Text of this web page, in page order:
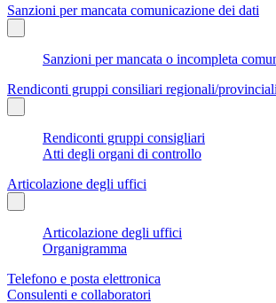
Sanzioni per mancata comunicazione dei dati
Sanzioni per mancata o incompleta
Rendiconti gruppi consiliari regionali/provinciali
Rendiconti gruppi consigliari
Atti degli organi di controllo
Articolazione degli uffici
Articolazione degli uffici
Organigramma
Telefono e posta elettronica
Consulenti e collaboratori